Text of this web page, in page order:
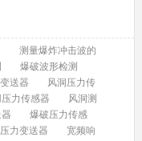
测量爆炸冲击波的
爆破波形检测
送器
风洞压力传
力传感器
风洞测
爆破压力传感
力变送器
宽频响